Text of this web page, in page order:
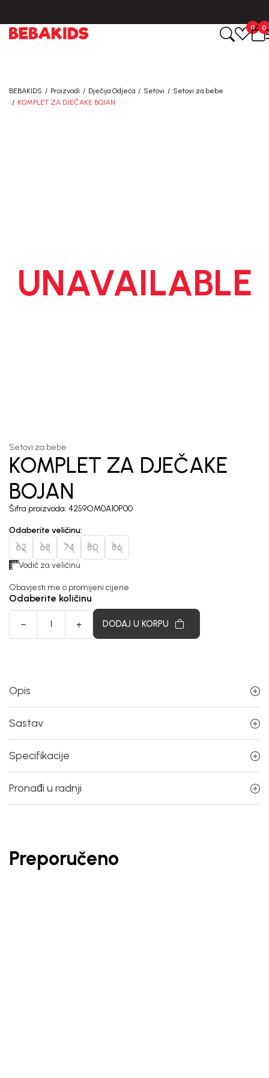
0 0
BEBAKIDS Proizvodi Dječija Odjeća Setovi
Setovi za bebe
KOMPLET ZA DJEČAKE BOJAN
UNAVAILABLE
Setovi za bebe
KOMPLET ZA DJEČAKE
BOJAN
Šifra proizvoda: 4259OM0A10P00
Odaberite veličinu:
62 68 74 80 86
Vodič za veličinu
Obavjesti me o promijeni cijene
Odaberite količinu
DODAJ U KORPU
Opis
Sastav
Specifikacije
Pronađi u radnji
Preporučeno